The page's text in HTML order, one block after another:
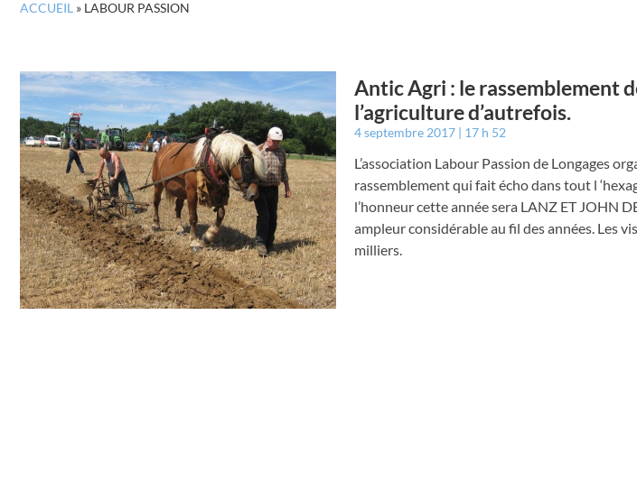
ACCUEIL » LABOUR PASSION
Antic Agri : le rassemblement
l’agriculture d’autrefois.
4 septembre 2017 17 h 52
L’association Labour Passion de Longages
rassemblement qui fait écho dans tout l
l’honneur cette année sera LANZ ET JOHN
ampleur considérable au fil des années. Les
milliers.